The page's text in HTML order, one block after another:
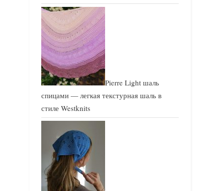
Pierre Light шаль
спицами — легкая текстурная шаль в
стиле Westknits